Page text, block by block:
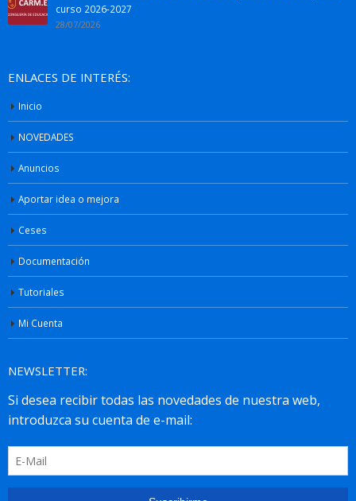
curso 2026-2027
28/07/2026
ENLACES DE INTERÉS:
Inicio
NOVEDADES
Anuncios
Aportar idea o mejora
Ceses
Documentación
Tutoriales
Mi Cuenta
NEWSLETTER: